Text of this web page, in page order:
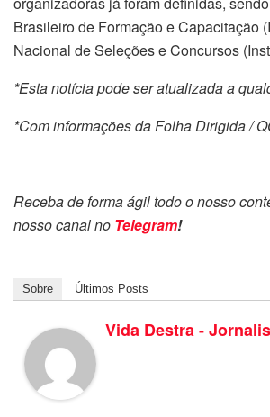
Brasileiro de Formação e Capacitação
Nacional de Seleções e Concursos
*Esta notícia pode ser atualizada a
*Com informações da Folha Dirigida /
Receba de forma ágil todo o nosso
nosso canal no Telegram!
Sobre Últimos Posts
Vida Destra -